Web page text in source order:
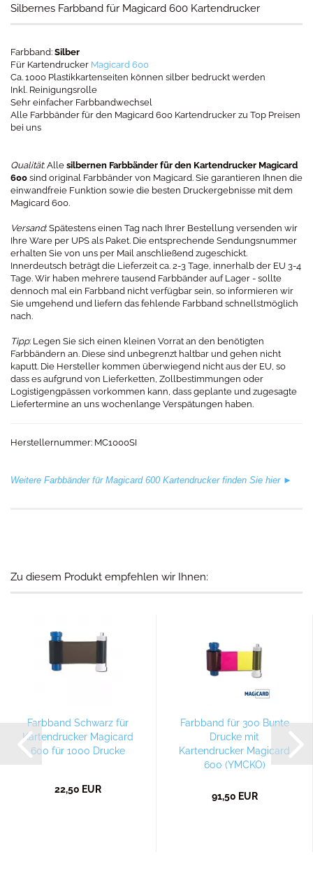
Silbernes Farbband für Magicard 600 Kartendrucker
Farbband: Silber
Für Kartendrucker Magicard 600
Ca. 1000 Plastikkartenseiten können silber bedruckt werden
Inkl. Reinigungsrolle
Sehr einfacher Farbbandwechsel
Alle Farbbänder für den Magicard 600 Kartendrucker zu Top Preisen
bei uns
Qualität: Alle silbernen Farbbänder für den Kartendrucker Magicard
600 sind original Farbbänder von Magicard. Sie garantieren Ihnen die
einwandfreie Funktion sowie die besten Druckergebnisse mit dem
Magicard 600.
Versand: Spätestens einen Tag nach Ihrer Bestellung versenden wir
Ihre Ware per UPS als Paket. Die entsprechende Sendungsnummer
erhalten Sie von uns per Mail anschließend zugeschickt.
Innerdeutsch beträgt die Lieferzeit ca. 2-3 Tage, innerhalb der EU 3-4
Tage. Wir haben mehrere tausend Farbbänder auf Lager - sollte
dennoch mal ein Farbband nicht verfügbar sein, so informieren wir
Sie umgehend und liefern das fehlende Farbband schnellstmöglich
nach.
Tipp: Legen Sie sich einen kleinen Vorrat an den benötigten
Farbbändern an. Diese sind unbegrenzt haltbar und gehen nicht
kaputt. Die Hersteller kommen überwiegend nicht aus der EU, so
dass es aufgrund von Lieferketten, Zollbestimmungen oder
Logistigengpässen vorkommen kann, dass geplante und zugesagte
Liefertermine an uns wochenlange Verspätungen haben.
Herstellernummer: MC1000SI
Weitere Farbbänder für Magicard 600 Kartendrucker finden Sie hier ►
Zu diesem Produkt empfehlen wir Ihnen:
Farbband Schwarz für
Kartendrucker Magicard
600 für 1000 Drucke
22,50 EUR
Farbband für 300 Bunte
Drucke mit
Kartendrucker Magicard
600 (YMCKO)
91,50 EUR